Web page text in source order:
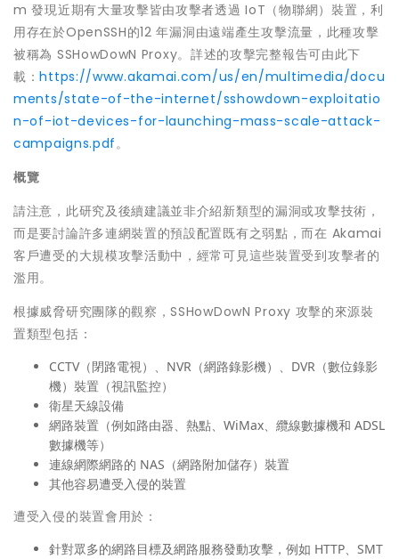
m 發現近期有大量攻擊皆由攻擊者透過 IoT（物聯網）裝置，利
用存在於OpenSSH的12 年漏洞由遠端產生攻擊流量，此種攻擊
被稱為 SSHowDowN Proxy。詳述的攻擊完整報告可由此下
載：https://www.akamai.com/us/en/multimedia/docu
ments/state-of-the-internet/sshowdown-exploitatio
n-of-iot-devices-for-launching-mass-scale-attack-
campaigns.pdf。
概覽
請注意，此研究及後續建議並非介紹新類型的漏洞或攻擊技術，
而是要討論許多連網裝置的預設配置既有之弱點，而在 Akamai
客戶遭受的大規模攻擊活動中，經常可見這些裝置受到攻擊者的
濫用。
根據威脅研究團隊的觀察，SSHowDowN Proxy 攻擊的來源裝
置類型包括：
CCTV（閉路電視）、NVR（網路錄影機）、DVR（數位錄影
機）裝置（視訊監控）
衛星天線設備
網路裝置（例如路由器、熱點、WiMax、纜線數據機和 ADSL
數據機等）
連線網際網路的 NAS（網路附加儲存）裝置
其他容易遭受入侵的裝置
遭受入侵的裝置會用於：
針對眾多的網路目標及網路服務發動攻擊，例如 HTTP、SMT